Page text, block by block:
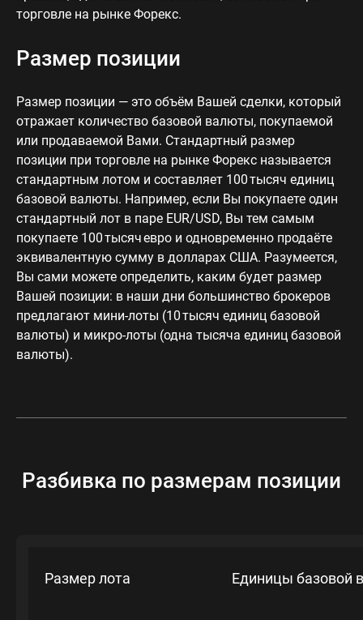
торговле на рынке Форекс.
Размер позиции
Размер позиции — это объём Вашей сделки, который
отражает количество базовой валюты, покупаемой
или продаваемой Вами. Стандартный размер
позиции при торговле на рынке Форекс называется
стандартным лотом и составляет 100 тысяч единиц
базовой валюты. Например, если Вы покупаете один
стандартный лот в паре EUR/USD, Вы тем самым
покупаете 100 тысяч евро и одновременно продаёте
эквивалентную сумму в долларах США. Разумеется,
Вы сами можете определить, каким будет размер
Вашей позиции: в наши дни большинство брокеров
предлагают мини-лоты (10 тысяч единиц базовой
валюты) и микро-лоты (одна тысяча единиц базовой
валюты).
Разбивка по размерам позиции
Размер лота Единицы базовой